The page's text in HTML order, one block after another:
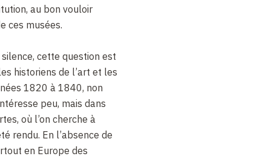
au bon vouloir
ces musées.
cette question est
historiens de l’art et les
1820 à 1840, non
peu, mais dans
où l’on cherche à
rendu. En l’absence de
en Europe des